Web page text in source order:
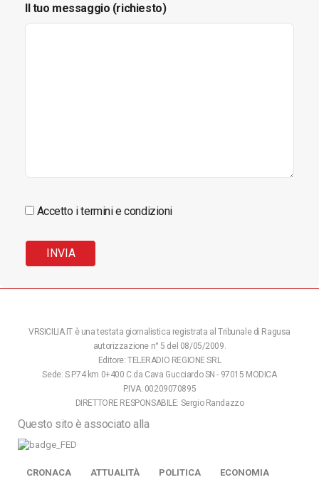
Il tuo messaggio (richiesto)
Accetto i termini e condizioni
VRSICILIA.IT è una testata giornalistica registrata al Tribunale di Ragusa
autorizzazione n° 5 del 08/05/2009.
Editore: TELERADIO REGIONE SRL
Sede: S.P.74 km 0+400 C.da Cava Gucciardo SN - 97015 MODICA
P.IVA: 00209070895
DIRETTORE RESPONSABILE: Sergio Randazzo
Questo sito è associato alla
CRONACA ATTUALITÀ POLITICA ECONOMIA